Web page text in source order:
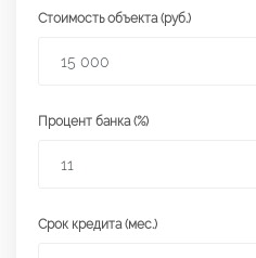
Стоимость объекта (руб.)
Процент банка (%)
Срок кредита (мес.)